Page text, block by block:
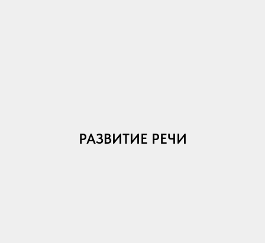
РАЗВИТИЕ РЕЧИ